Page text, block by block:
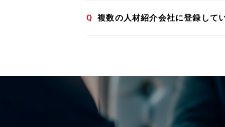
Q 複数の人材紹介会社に登録して